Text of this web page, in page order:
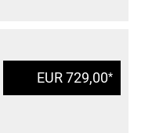
EUR 729,00*